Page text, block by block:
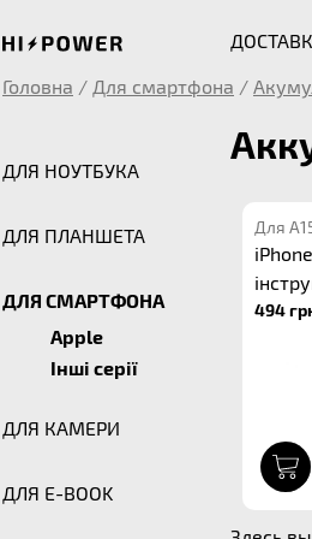
Головна / Для смартфона /
ДЛЯ НОУТБУКА
ДЛЯ ПЛАНШЕТА
ДЛЯ СМАРТФОНА
Apple
Інші серії
ДЛЯ КАМЕРИ
ДЛЯ E-BOOK
Для
494